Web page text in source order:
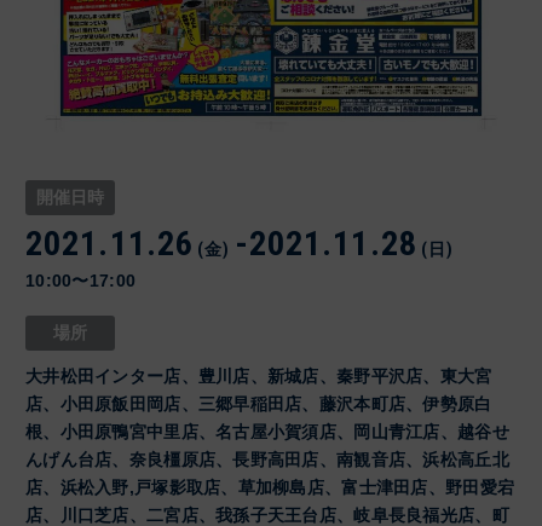
開催日時
2021.11.26 (金) -2021.11.28 (日)
10:00〜17:00
場所
大井松田インター店、豊川店、新城店、秦野平沢店、東大宮
店、小田原飯田岡店、三郷早稲田店、藤沢本町店、伊勢原白
根、小田原鴨宮中里店、名古屋小賀須店、岡山青江店、越谷せ
んげん台店、奈良橿原店、長野高田店、南観音店、浜松高丘北
店、浜松入野,戸塚影取店、草加柳島店、富士津田店、野田愛宕
店、川口芝店、二宮店、我孫子天王台店、岐阜長良福光店、町